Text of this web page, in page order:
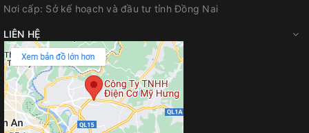
Tốc độ không tải 10.000 vòng/phút
Đường kính đĩa 150 mm
Ren trục bánh mài M14
Tấm lót cao su, đường kính 150 mm
Nơi cấp: Sở kế hoạch và đầu tư tỉnh Đồng Nai
LIÊN HỆ